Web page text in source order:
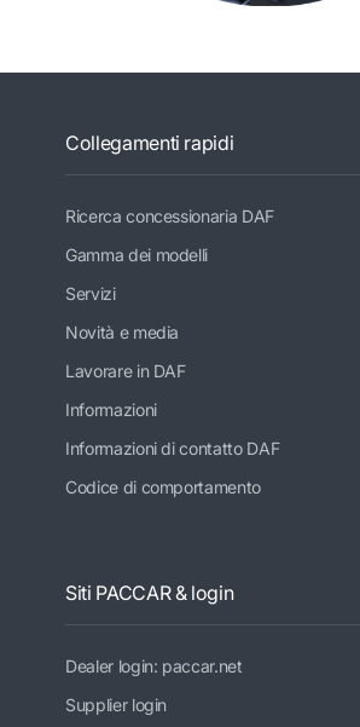
Collegamenti rapidi
Ricerca concessionaria DAF
Gamma dei modelli
Servizi
Novità e media
Lavorare in DAF
Informazioni
Informazioni di contatto DAF
Codice di comportamento
Siti PACCAR & login
Dealer login: paccar.net
Supplier login